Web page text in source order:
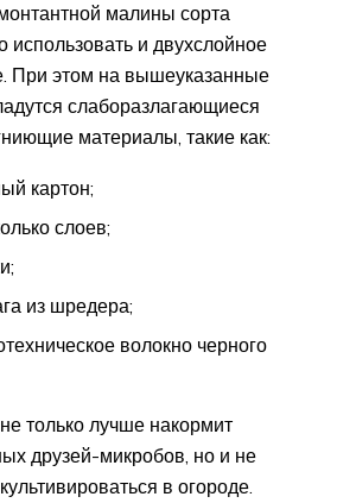
малины сорта
использовать и двухслойное
При этом на вышеуказанные
слаборазлагающиеся
материалы, такие как:
картон;
слоев;
из шредера;
волокно черного
только лучше накормит
друзей-микробов, но и не
в огороде.